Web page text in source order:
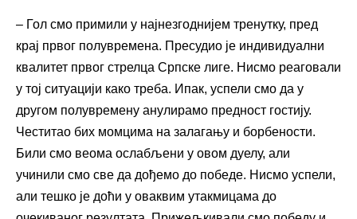
– Гол смо примили у најнезгоднијем тренутку, пред
крај првог полувремена. Пресудио је индивидуални
квалитет првог стрелца Српске лиге. Нисмо реаговали
у тој ситуацији како треба. Ипак, успели смо да у
другом полувремену анулирамо предност гостију.
Честитао бих момцима на залагању и борбености.
Били смо веома ослабљени у овом дуелу, али
учинили смо све да дођемо до победе. Нисмо успели,
али тешко је доћи у оваквим утакмицама до